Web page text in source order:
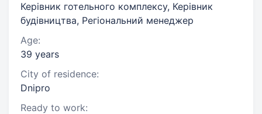
Керівник готельного комплексу, Керівник
будівництва, Регіональний менеджер
Age:
39 years
City of residence:
Dnipro
Ready to work: